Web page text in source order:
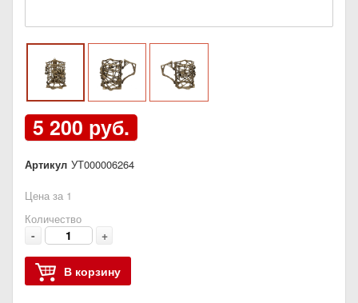
5 200 руб.
Артикул УТ000006264
Цена за 1
Количество
- +
В корзину